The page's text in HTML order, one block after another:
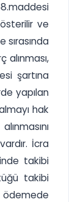
ve
şartına
yapılan
hak
İcra
takibi
takibi
ödemede